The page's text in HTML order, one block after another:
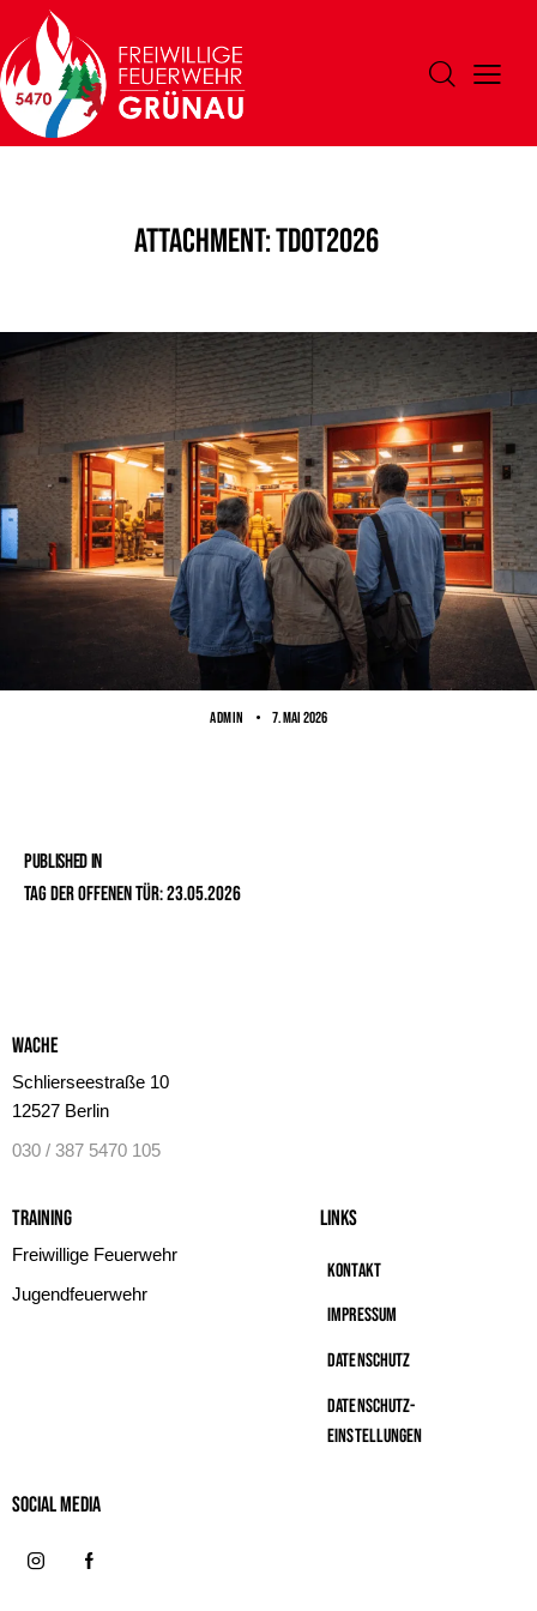
Attachment: TdoT2026
ADMIN 7. Mai 2026
Published in
Tag der offenen Tür: 23.05.2026
Wache
Schlierseestraße 10
12527 Berlin
030 / 387 5470 105
Training
Freiwillige Feuerwehr
Jugendfeuerwehr
Links
Kontakt
Impressum
Datenschutz
Datenschutz-
Einstellungen
Social MeDIA